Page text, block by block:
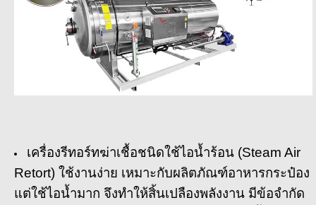
เครื่องรีทอร์ทฆ่าเชื้อชนิดใช้ไอน้ำร้อน (Steam Air
Retort) ใช้งานง่าย เหมาะกับผลิตภัณฑ์อาหารกระป๋อง
แต่ใช้ไอน้ำมาก จึงทำให้สิ้นเปลืองพลังงาน มีข้อจำกัด